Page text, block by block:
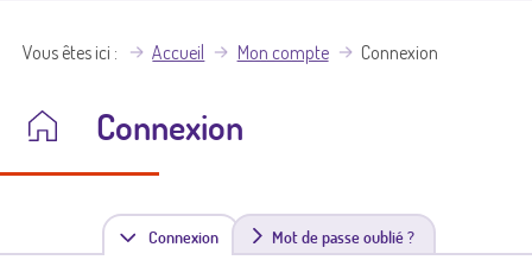
Vous êtes ici Accueil Mon compte Connexion
Connexion
Connexion(
Mot de passe oublié ?